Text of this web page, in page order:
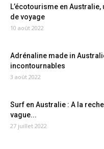
L’écotourisme en
de voyage
10 août 2022
Adrénaline made in
incontournables
3 août 2022
Surf en Australie : A la
vague...
27 juillet 2022